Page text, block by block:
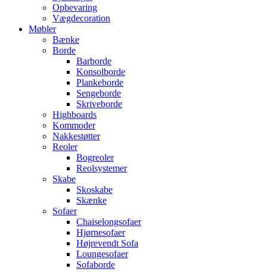
Opbevaring
Vægdecoration
Møbler
Bænke
Borde
Barborde
Konsolborde
Plankeborde
Sengeborde
Skriveborde
Highboards
Kommoder
Nakkestøtter
Reoler
Bogreoler
Reolsystemer
Skabe
Skoskabe
Skænke
Sofaer
Chaiselongsofaer
Hjørnesofaer
Højrevendt Sofa
Loungesofaer
Sofaborde